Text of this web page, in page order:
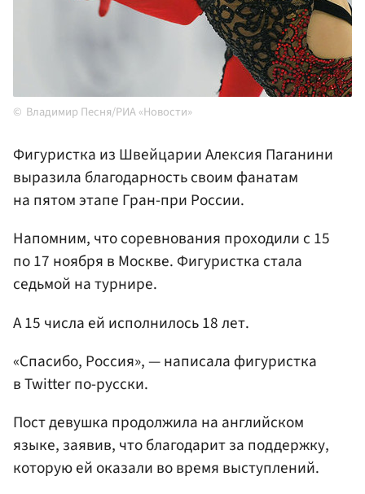
Владимир Песня/РИА «Новости»
Фигуристка из Швейцарии Алексия Паганини
выразила благодарность своим фанатам
на пятом этапе Гран-при России.
Напомним, что соревнования проходили с 15
по 17 ноября в Москве. Фигуристка стала
седьмой на турнире.
А 15 числа ей исполнилось 18 лет.
«Спасибо, Россия», — написала фигуристка
в Twitter по-русски.
Пост девушка продолжила на английском
языке, заявив, что благодарит за поддержку,
которую ей оказали во время выступлений.